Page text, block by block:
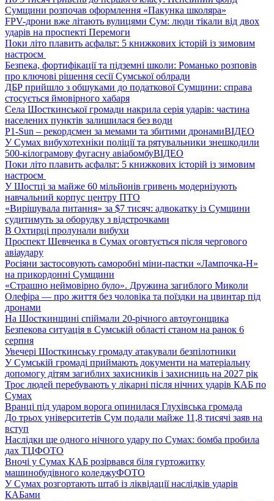
Сумщини розпочав оформлення «Пакунка школяра»
FPV-дрони вже літають вулицями Сум: люди тікали від двох
ударів на проспекті Перемоги
Поки літо плавить асфальт: 5 книжкових історій із зимовим
настроєм
Безпека, фортифікації та підземні школи: Романько розповів
про ключові рішення сесії Сумської облради
ДБР прийшло з обшуками до податкової Сумщини: справа
стосується ймовірного хабаря
Села Шосткинської громади накрила серія ударів: частина
населених пунктів залишилася без води
P1-Sun – рекордсмен за мемами та збитими дронамиВІДЕО
У Сумах вибухотехніки поліції та рятувальники знешкодили
500-кілограмову фугасну авіабомбуВІДЕО
Поки літо плавить асфальт: 5 книжкових історій із зимовим
настроєм
У Шостці за майже 60 мільйонів гривень модернізують
навчальний корпус центру ПТО
«Вирішувала питання» за $7 тисяч: адвокатку із Сумщини
судитимуть за оборудку з відстрочками
В Охтирці пролунали вибухи
Проспект Шевченка в Сумах оговтується після чергового
авіаудару
Росіяни застосовують саморобні міни-пастки «Лампочка-Н»
на прикордонні Сумщини
«Страшно неймовірно було». Дружина загиблого Миколи
Олефіра — про життя без чоловіка та поїздки на цвинтар під
дронами
На Шосткинщині спіймали 20-річного автоугонщика
Безпекова ситуація в Сумській області станом на ранок 6
серпня
Увечері Шосткинську громаду атакували безпілотники
У Сумській громаді приймають документи на матеріальну
допомогу дітям загиблих захисників і захисниць на 2027 рік
Троє людей перебувають у лікарні після нічних ударів КАБ по
Сумах
Вранці під ударом ворога опинилася Глухівська громада
До трьох університетів Сум подали майже 11,8 тисячі заяв на
вступ
Наслідки ще одного нічного удару по Сумах: бомба пробила
дах ТЦФОТО
Вночі у Сумах КАБ розірвався біля гуртожитку
машинобудівного коледжуФОТО
У Сумах розгортають штаб із ліквідації наслідків ударів
КАБами